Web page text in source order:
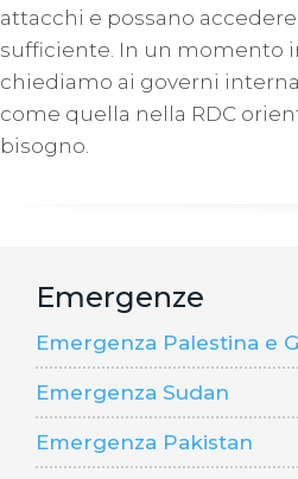
attacchi e possano
sufficiente. In un momento
chiediamo ai governi
come quella nella RDC
bisogno.
Emergenze
Emergenza Palestina e
Emergenza Sudan
Emergenza Pakistan